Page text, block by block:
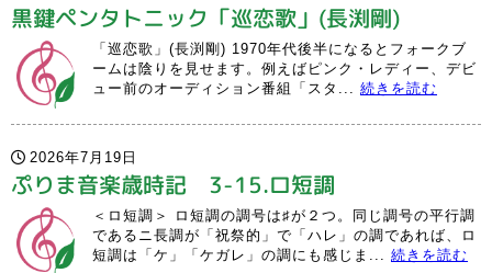
黒鍵ペンタトニック「巡恋歌」(長渕剛)
「巡恋歌」(長渕剛) 1970年代後半になるとフォークブ
ームは陰りを見せます。例えばピンク・レディー、デビ
ュー前のオーディション番組「スタ... 続きを読む
2026年7月19日
ぷりま音楽歳時記 3-15.ロ短調
＜ロ短調＞ ロ短調の調号は♯が２つ。同じ調号の平行調
であるニ長調が「祝祭的」で「ハレ」の調であれば、ロ
短調は「ケ」「ケガレ」の調にも感じま... 続きを読む